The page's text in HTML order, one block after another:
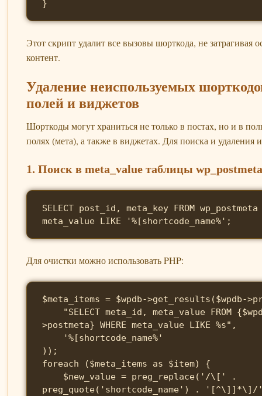
}
Этот скрипт удалит все вызовы шорткода, не затрагивая
контент.
Удаление неиспользуемых
полей и виджетов
Шорткоды могут храниться не только в постах, но и в
полях (мета), а также в виджетах. Для поиска и удаления
1. Поиск в meta_value таблицы wp_postmeta
SELECT post_id, meta_key FROM wp_postmeta
meta_value LIKE '%[shortcode_name%';
Для очистки можно использовать PHP:
$meta_items = $wpdb->get_results($wpdb-
>postmeta} WHERE meta_value LIKE %s",
));
foreach ($meta_items as $item) {
preg_quote('shortcode_name') .